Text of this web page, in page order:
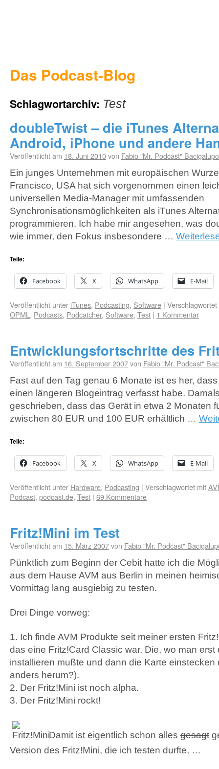
Das Podcast-Blog
Schlagwortarchiv: Test
doubleTwist – die iTunes
Android, iPhone und andere
Veröffentlicht am 18. Juni 2010von Fabio "Mr. Podcast" Bacigalupo
Ein junges Unternehmen mit europäischen
Francisco, USA hat sich vorgenommen einen
universellen Media-Manager mit umfassenden
Synchronisationsmöglichkeiten als iTunes
programmieren. Ich habe mir angesehen, was
wie immer, den Fokus insbesondere …
Teile:
Facebook X WhatsApp E-Mail
Veröffentlicht unter iTunes, Podcasting, Software | Verschlagwortet
OPML , Podcasts, Podcatcher, Software, Test | 1 Kommentar
Entwicklungsfortschritte des
Veröffentlicht am 16. September 2007von Fabio "Mr. Podcast"
Fast auf den Tag genau 6 Monate ist es her,
einen längeren Blogeintrag verfasst habe.
geschrieben, dass das Gerät in etwa 2 Monaten
zwischen 80 EUR und 100 EUR erhältlich …
Teile:
Facebook X WhatsApp E-Mail
Veröffentlicht unter Hardware, Podcasting | Verschlagwortet mit
Podcast, podcast.de, Test | 69 Kommentare
Fritz!Mini im Test
Veröffentlicht am 15. März 2007von Fabio "Mr. Podcast"
Pünktlich zum Beginn der Cebit hatte ich die
aus dem Hause AVM aus Berlin in meinen
Vormittag lang ausgiebig zu testen.
Drei Dinge vorweg:
1. Ich finde AVM Produkte seit meiner ersten
das eine Fritz!Card Classic war. Die, wo man erst
installieren mußte und dann die Karte einstecken
anders herum?).
2. Der Fritz!Mini ist noch alpha.
3. Der Fritz!Mini rockt!
Damit ist eigentlich schon alles gesagt
Version des Fritz!Mini, die ich testen durfte, …